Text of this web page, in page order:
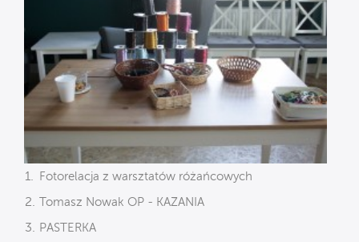
Fotorelacja z warsztatów różańcowych
Tomasz Nowak OP - KAZANIA
PASTERKA